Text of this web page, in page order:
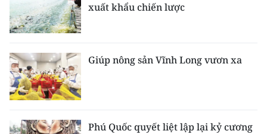
xuất khẩu chiến lược
Giúp nông sản Vĩnh Long vươn xa
Phú Quốc quyết liệt lập lại kỷ cương